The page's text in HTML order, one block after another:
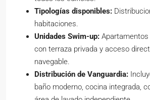
Tipologías disponibles:
habitaciones.
Unidades Swim-up: Apartamentos
con terraza privada y acceso
navegable.
Distribución de Vanguardia:
baño moderno, cocina integrada,